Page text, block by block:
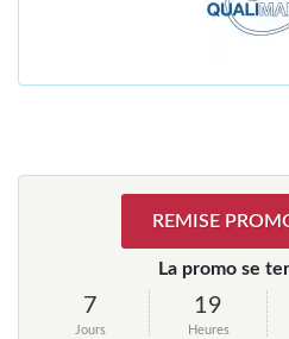
REMISE
La promo se
7
Jours
19
Heures